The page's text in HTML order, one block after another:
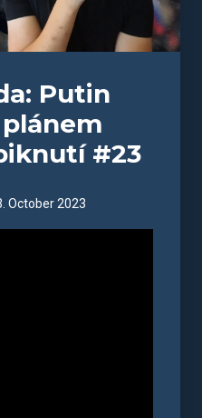
Putin
#23
October 2023